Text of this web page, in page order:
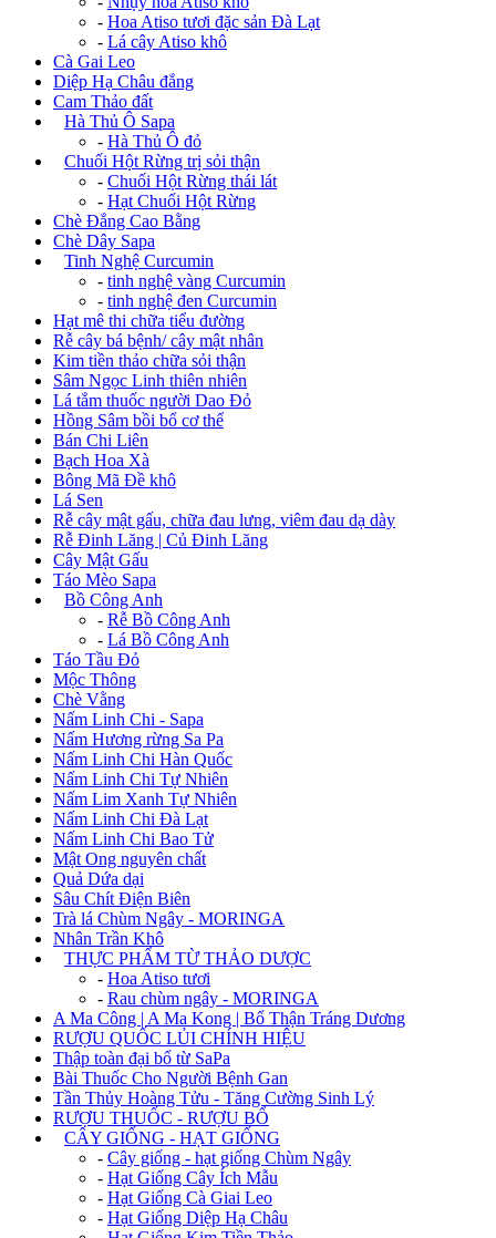
- Hoa Atiso tươi đặc sản Đà Lạt
- Lá cây Atiso khô
Cà Gai Leo
Diệp Hạ Châu đắng
Cam Thảo đất
Hà Thủ Ô Sapa
- Hà Thủ Ô đỏ
Chuối Hột Rừng trị sỏi thận
- Chuối Hột Rừng thái lát
- Hạt Chuối Hột Rừng
Chè Đắng Cao Bằng
Chè Dây Sapa
Tinh Nghệ Curcumin
- tinh nghệ vàng Curcumin
- tinh nghệ đen Curcumin
Hạt mê thi chữa tiểu đường
Rễ cây bá bệnh/ cây mật nhân
Kim tiền thảo chữa sỏi thận
Sâm Ngọc Linh thiên nhiên
Lá tắm thuốc người Dao Đỏ
Hồng Sâm bồi bổ cơ thể
Bán Chi Liên
Bạch Hoa Xà
Bông Mã Đề khô
Lá Sen
Rễ cây mật gấu, chữa đau lưng, viêm đau dạ dày
Rễ Đinh Lăng | Củ Đinh Lăng
Cây Mật Gấu
Táo Mèo Sapa
Bồ Công Anh
- Rễ Bồ Công Anh
- Lá Bồ Công Anh
Táo Tầu Đỏ
Mộc Thông
Chè Vằng
Nấm Linh Chi - Sapa
Nấm Hương rừng Sa Pa
Nấm Linh Chi Hàn Quốc
Nấm Linh Chi Tự Nhiên
Nấm Lim Xanh Tự Nhiên
Nấm Linh Chi Đà Lạt
Nấm Linh Chi Bao Tử
Mật Ong nguyên chất
Quả Dứa dại
Sâu Chít Điện Biên
Trà lá Chùm Ngây - MORINGA
Nhân Trần Khô
THỰC PHẨM TỪ THẢO DƯỢC
- Hoa Atiso tươi
- Rau chùm ngây - MORINGA
A Ma Công | A Ma Kong | Bổ Thận Tráng Dương
RƯỢU QUỐC LỦI CHÍNH HIỆU
Thập toàn đại bổ từ SaPa
Bài Thuốc Cho Người Bệnh Gan
Tần Thủy Hoàng Tửu - Tăng Cường Sinh Lý
RƯỢU THUỐC - RƯỢU BỔ
CÂY GIỐNG - HẠT GIỐNG
- Cây giống - hạt giống Chùm Ngây
- Hạt Giống Cây Ích Mẫu
- Hạt Giống Cà Giai Leo
- Hạt Giống Diệp Hạ Châu